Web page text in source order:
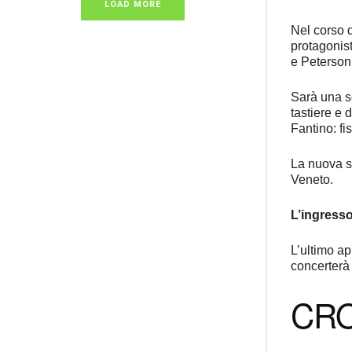
LOAD MORE
Nel corso
e
Sarà una
tastiere e
Fantino:
La nuova
Veneto.
L’ultimo